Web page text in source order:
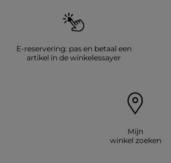
E-reservering: pas en betaal een
artikel in de winkelessayer
Mijn
winkel zoeken